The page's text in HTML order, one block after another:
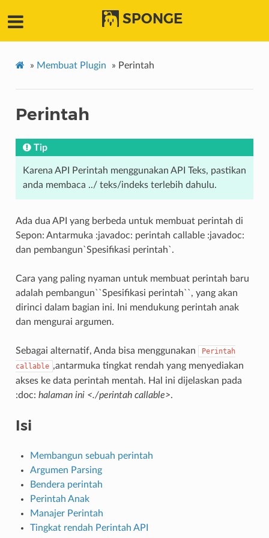
SPONGE
» Membuat Plugin » Perintah
Perintah
Tip
Karena API Perintah menggunakan API Teks, pastikan
anda membaca ../ teks/indeksterlebih dahulu.
Ada dua API yang berbeda untuk membuat perintah di
Sepon: Antarmuka :javadoc: perintah callable :javadoc:
dan pembangun`Spesifikasi perintah`.
Cara yang paling nyaman untuk membuat perintah baru
adalah pembangun``Spesifikasi perintah``, yang akan
dirinci dalam bagian ini. Ini mendukung perintah anak
dan mengurai argumen.
Sebagai alternatif, Anda bisa menggunakan
Perintah
callable ,antarmuka tingkat rendah yang menyediakan
akses ke data perintah mentah. Hal ini dijelaskan pada
:doc: halaman ini <./perintah callable>.
Isi
Membangun sebuah perintah
Argumen Parsing
Bendera perintah
Perintah Anak
Manajer Perintah
Tingkat rendah Perintah API